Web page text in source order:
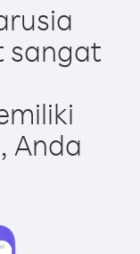
sangat
Anda